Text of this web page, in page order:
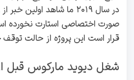
در سال ۲۰۱۹ ما شاهد
صورت اختصاصی استارت نخورده
قرار است این پروژه از حالت
شغل دیوید مارکوس قبل